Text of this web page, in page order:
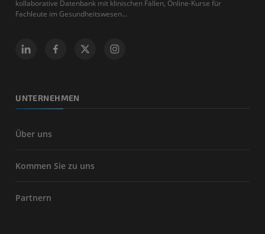
kollaborative Datenbank mit klinischen Fällen, Online-Kurse für
Fachleute im Gesundheitswesen...
UNTERNEHMEN
Über uns
Kommen Sie zu uns
Partnern